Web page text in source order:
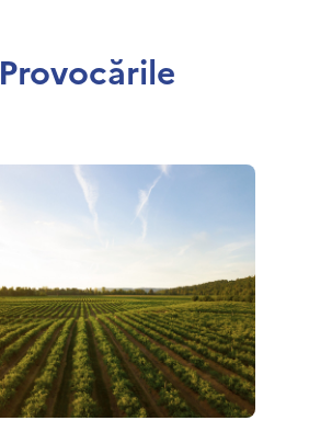
Provocările